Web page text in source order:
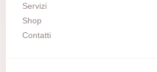
Servizi
Shop
Contatti